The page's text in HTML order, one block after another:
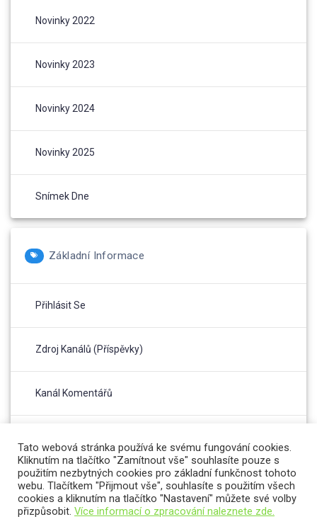
Novinky 2022
Novinky 2023
Novinky 2024
Novinky 2025
Snímek Dne
Základní Informace
Přihlásit Se
Zdroj Kanálů (příspěvky)
Kanál Komentářů
Tato webová stránka používá ke svému fungování cookies.
Kliknutím na tlačítko "Zamítnout vše" souhlasíte pouze s
použitím nezbytných cookies pro základní funkčnost tohoto
webu. Tlačítkem "Přijmout vše", souhlasíte s použitím všech
cookies a kliknutím na tlačítko "Nastavení" můžete své volby
přizpůsobit. Více informací o zpracování naleznete zde.